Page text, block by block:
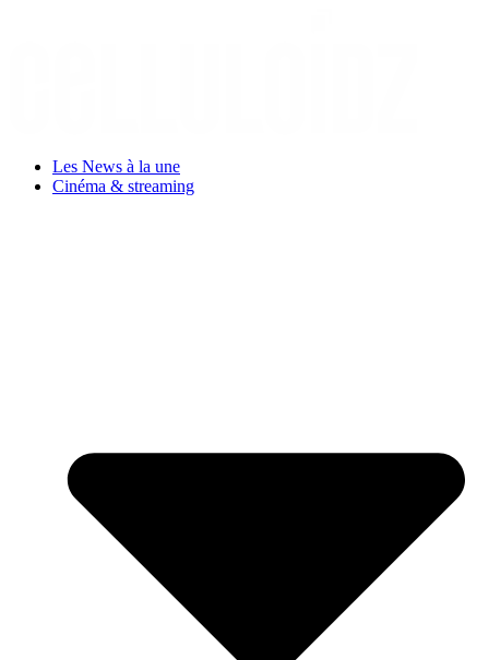
Les News à la une
Cinéma & streaming